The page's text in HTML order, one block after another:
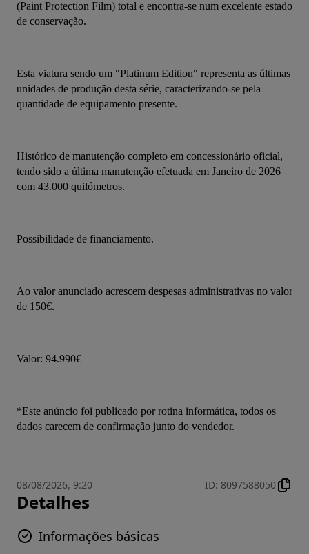
(Paint Protection Film) total e encontra-se num excelente estado
de conservação.
Esta viatura sendo um "Platinum Edition" representa as últimas
unidades de produção desta série, caracterizando-se pela
quantidade de equipamento presente.
Histórico de manutenção completo em concessionário oficial,
tendo sido a última manutenção efetuada em Janeiro de 2026
com 43.000 quilómetros.
Possibilidade de financiamento.
Ao valor anunciado acrescem despesas administrativas no valor
de 150€.
Valor: 94.990€
*Este anúncio foi publicado por rotina informática, todos os
dados carecem de confirmação junto do vendedor.
08/08/2026, 9:20 ID: 8097588050
Detalhes
Informações básicas